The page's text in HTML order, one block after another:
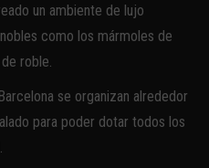
un ambiente de lujo
como los mármoles de
roble.
se organizan alrededor
para poder dotar todos los